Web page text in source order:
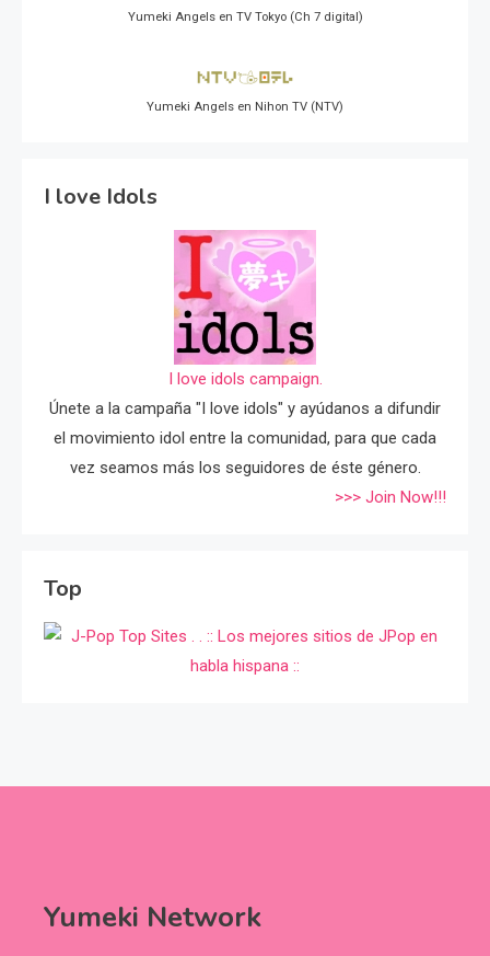
Yumeki Angels en TV Tokyo (Ch 7 digital)
Yumeki Angels en Nihon TV (NTV)
I love Idols
I love idols campaign.
Únete a la campaña "I love idols" y ayúdanos a difundir
el movimiento idol entre la comunidad, para que cada
vez seamos más los seguidores de éste género.
>>> Join Now!!!
Top
Yumeki Network